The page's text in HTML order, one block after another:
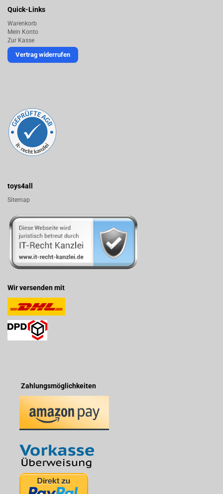
Quick-Links
Warenkorb
Mein Konto
Zur Kasse
Vertrag widerrufen
toys4all
Sitemap
Wir versenden mit
Zahlungsmöglichkeiten